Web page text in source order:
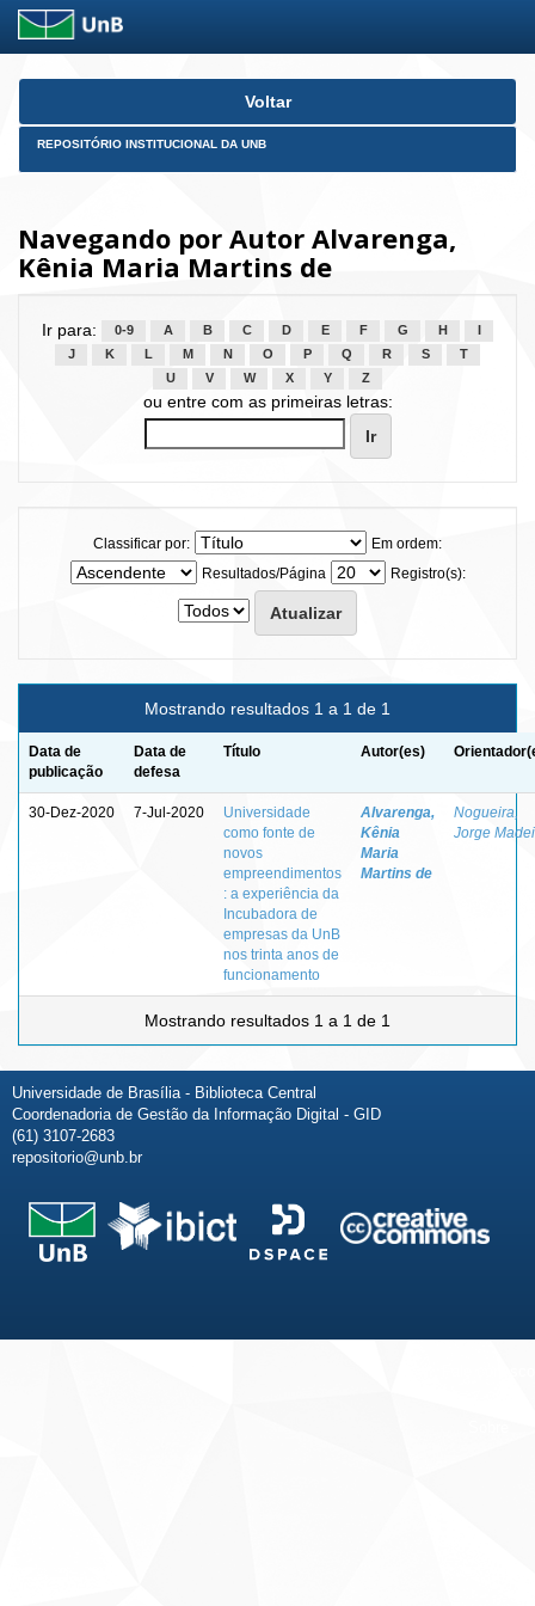
Skip
Voltar
REPOSITÓRIO INSTITUCIONAL DA UNB
Navegando por Autor Alvarenga,
Kênia Maria Martins de
Ir para: 0-9 A B C D E F G H
J
K L M N O P Q R S
T
U
V W X Y Z
ou entre com as primeiras letras:
Classificar por:
Em ordem:
Resultados/Página
Registro(s):
Mostrando resultados 1 a 1 de 1
Data de
publicação
Data de
defesa
Título Autor(es)
30-Dez-2020 7-Jul-2020
Universidade
como fonte de
novos
empreendimentos
: a experiência da
Incubadora de
empresas da UnB
nos trinta anos de
funcionamento
Alvarenga,
Kênia
Maria
Martins de
Nogueira,
Jorge
Mostrando resultados 1 a 1 de 1
Universidade de Brasília - Biblioteca Central
Coordenadoria de Gestão da Informação Digital - GID
(61) 3107-2683
repositorio@unb.br